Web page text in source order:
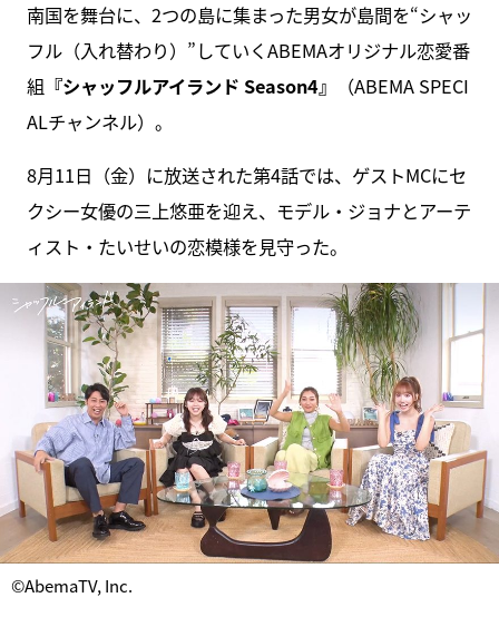
南国を舞台に、2つの島に集まった男女が島間を“シャッ
フル（入れ替わり）”していくABEMAオリジナル恋愛番
組 『シャッフルアイランド Season4』
（ABEMA SPECI
ALチャンネル）。
8月11日（金）に放送された第4話では、ゲストMCにセ
クシー女優の三上悠亜を迎え、モデル・ジョナとアーテ
ィスト・たいせいの恋模様を見守った。
©AbemaTV, Inc.